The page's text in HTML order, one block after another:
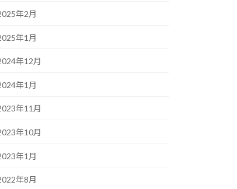
年2月
年1月
年12月
年1月
年11月
年10月
年1月
年8月